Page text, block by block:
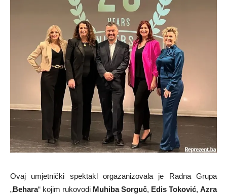
Ovaj umjetnički spektakl orgazanizovala je Radna Grupa
„Behara“ kojim rukovodi Muhiba Sorguč, Edis Toković, Azra